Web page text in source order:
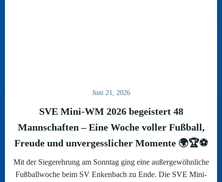
Juni 21, 2026
SVE Mini-WM 2026 begeistert 48
Mannschaften – Eine Woche voller Fußball,
Freude und unvergesslicher Momente 🌍🏆⚽
Mit der Siegerehrung am Sonntag ging eine außergewöhnliche
Fußballwoche beim SV Enkenbach zu Ende. Die SVE Mini-